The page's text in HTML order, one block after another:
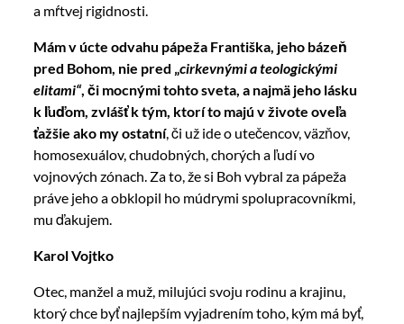
a mŕtvej rigidnosti.
Mám v úcte odvahu pápeža Františka, jeho bázeň
pred Bohom, nie pred „cirkevnými a teologickými
elitami“, či mocnými tohto sveta, a najmä jeho lásku
k ľuďom, zvlášť k tým, ktorí to majú v živote oveľa
ťažšie ako my ostatní, či už ide o utečencov, väzňov,
homosexuálov, chudobných, chorých a ľudí vo
vojnových zónach. Za to, že si Boh vybral za pápeža
práve jeho a obklopil ho múdrymi spolupracovníkmi,
mu ďakujem.
Karol Vojtko
Otec, manžel a muž, milujúci svoju rodinu a krajinu,
ktorý chce byť najlepším vyjadrením toho, kým má byť,